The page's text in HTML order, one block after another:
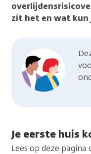
zit het en wat kun
Je eerste huis
Lees op deze pagina